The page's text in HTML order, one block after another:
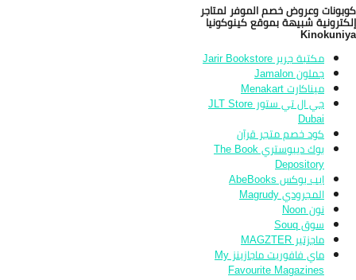
وعروض خصم الموفر لمتاجر
شبيهة بموقع كينوكونيا
مكتبة جرير Jarir Bookstore
جملون Jamalon
ميناكارت Menakart
جي ال تي ستور JLT Store
Dubai
كود خصم متجر قرآن
بوك ديبوستري The Book
Depository
ايب بوكس AbeBooks
المجرودي Magrudy
نون Noon
سوق Souq
ماجزتير MAGZTER
ماي فافوريت ماجازينز My
Favourite Magazines